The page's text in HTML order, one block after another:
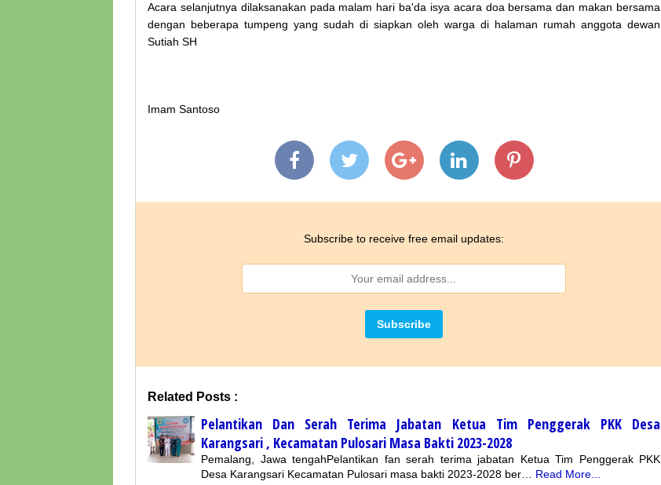
Acara selanjutnya dilaksanakan pada malam hari ba'da isya acara doa bersama dan makan bersama
dengan beberapa tumpeng yang sudah di siapkan oleh warga di halaman rumah anggota dewan
Sutiah SH
Imam Santoso
Subscribe to receive free email updates:
Related Posts :
Pelantikan Dan Serah Terima Jabatan Ketua Tim Penggerak PKK Desa
Karangsari , Kecamatan Pulosari Masa Bakti 2023-2028
Pemalang, Jawa tengahPelantikan fan serah terima jabatan Ketua Tim Penggerak PKK
Desa Karangsari Kecamatan Pulosari masa bakti 2023-2028 ber…
Read More...